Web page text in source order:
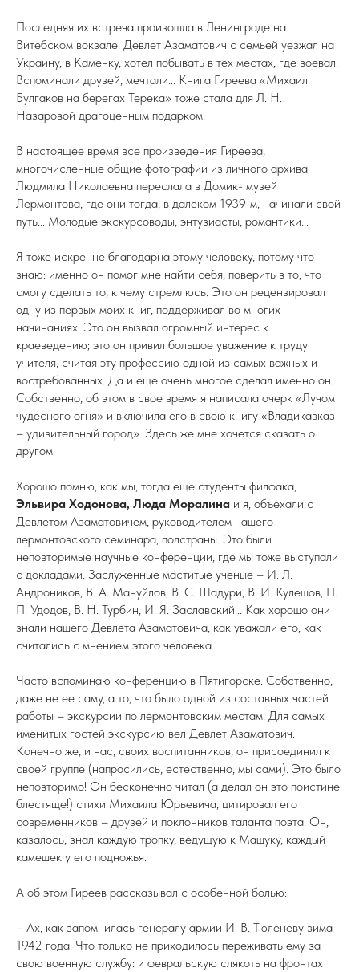
Последняя их встреча произошла в Ленинграде на
Витебском вокзале. Девлет Азаматович с семьей уезжал на
Украину, в Каменку, хотел побывать в тех местах, где воевал.
Вспоминали друзей, мечтали... Книга Гиреева «Михаил
Булгаков на берегах Терека» тоже стала для Л. Н.
Назаровой драгоценным подарком.
В настоящее время все произведения Гиреева,
многочисленные общие фотографии из личного архива
Людмила Николаевна переслала в Домик- музей
Лермонтова, где они тогда, в далеком 1939-м, начинали свой
путь... Молодые экскурсоводы, энтузиасты, романтики...
Я тоже искренне благодарна этому человеку, потому что
знаю: именно он помог мне найти себя, поверить в то, что
смогу сделать то, к чему стремлюсь. Это он рецензировал
одну из первых моих книг, поддерживал во многих
начинаниях. Это он вызвал огромный интерес к
краеведению; это он привил большое уважение к труду
учителя, считая эту профессию одной из самых важных и
востребованных. Да и еще очень многое сделал именно он.
Собственно, об этом в свое время я написала очерк «Лучом
чудесного огня» и включила его в свою книгу «Владикавказ
– удивительный город». Здесь же мне хочется сказать о
другом.
Хорошо помню, как мы, тогда еще студенты филфака,
Эльвира Ходонова, Люда Моралина и я, объехали с
Девлетом Азаматовичем, руководителем нашего
лермонтовского семинара, полстраны. Это были
неповторимые научные конференции, где мы тоже выступали
с докладами. Заслуженные маститые ученые – И. Л.
Андроников, В. А. Мануйлов, В. С. Шадури, В. И. Кулешов, П.
П. Удодов, В. Н. Турбин, И. Я. Заславский... Как хорошо они
знали нашего Девлета Азаматовича, как уважали его, как
считались с мнением этого человека.
Часто вспоминаю конференцию в Пятигорске. Собственно,
даже не ее саму, а то, что было одной из составных частей
работы – экскурсии по лермонтовским местам. Для самых
именитых гостей экскурсию вел Девлет Азаматович.
Конечно же, и нас, своих воспитанников, он присоединил к
своей группе (напросились, естественно, мы сами). Это было
неповторимо! Он бесконечно читал (а делал он это поистине
блестяще!) стихи Михаила Юрьевича, цитировал его
современников – друзей и поклонников таланта поэта. Он,
казалось, знал каждую тропку, ведущую к Машуку, каждый
камешек у его подножья.
А об этом Гиреев рассказывал с особенной болью:
– Ах, как запомнилась генералу армии И. В. Тюленеву зима
1942 года. Что только не приходилось переживать ему за
свою военную службу: и февральскую слякоть на фронтах